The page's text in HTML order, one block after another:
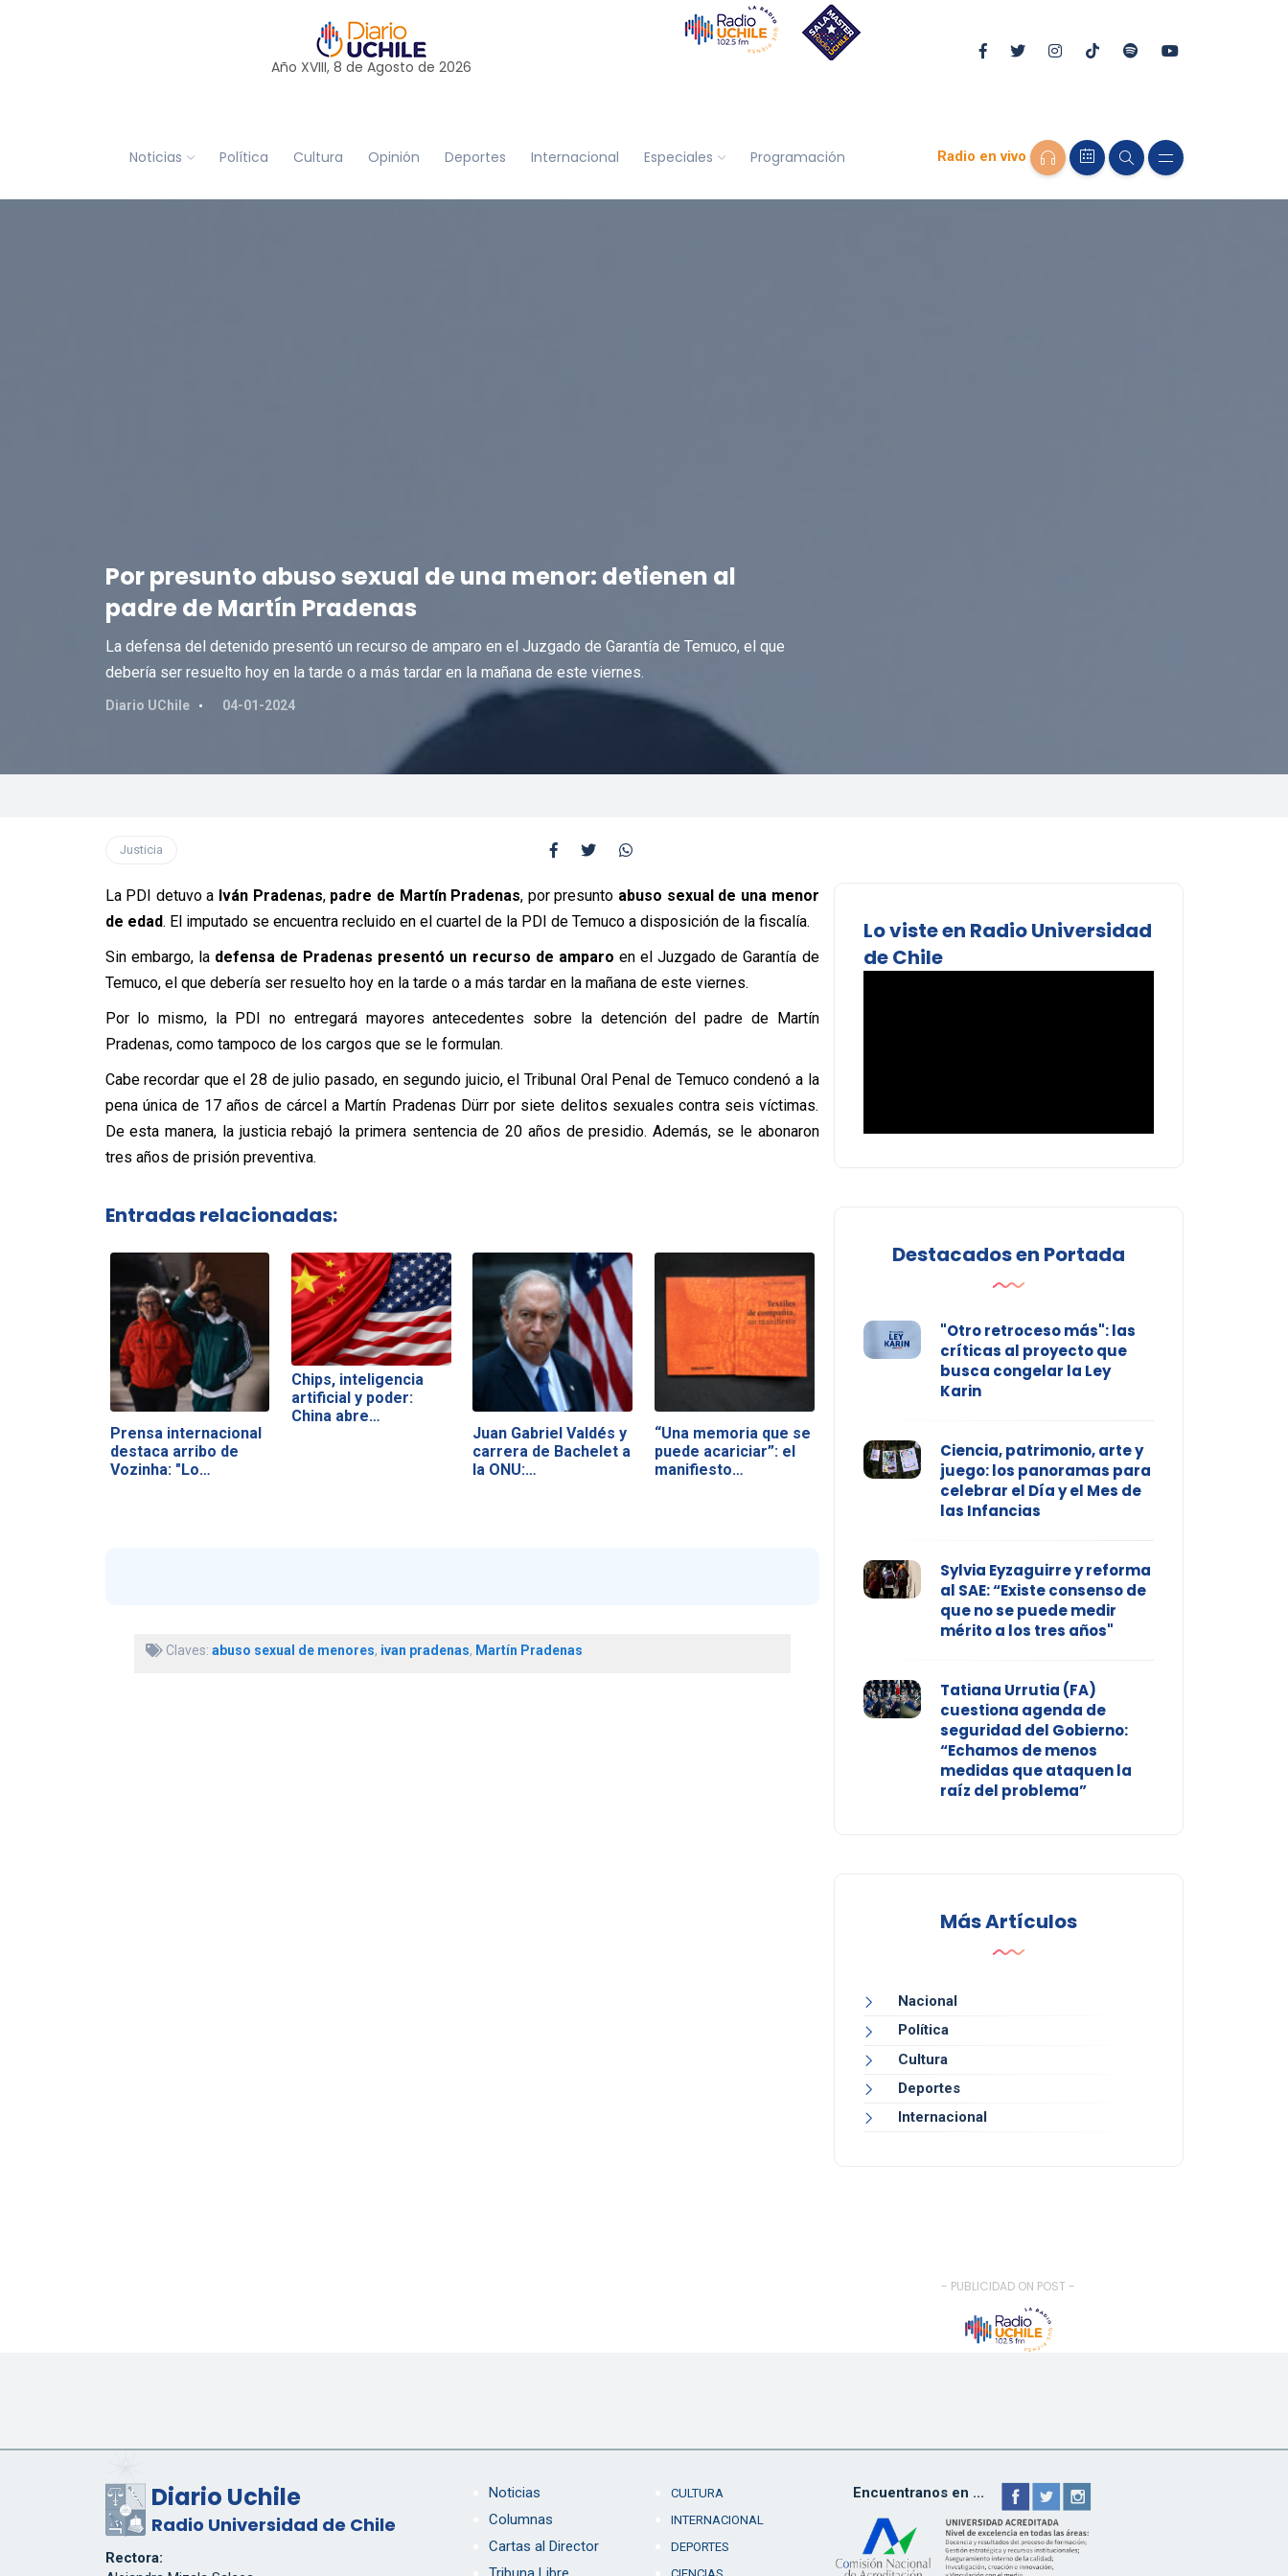
Año XVIII, 8 de Agosto de 2026
Noticias Política Cultura Opinión Deportes Internacional Especiales Programación Radio en vivo
Por presunto abuso sexual de una menor: detienen al
padre de Martín Pradenas
La defensa del detenido presentó un recurso de amparo en el Juzgado de Garantía de Temuco, el que
debería ser resuelto hoy en la tarde o a más tardar en la mañana de este viernes.
Diario UChile 04-01-2024
Justicia
La PDI detuvo a Iván Pradenas, padre de Martín Pradenas, por presunto abuso sexual de una menor
de edad. El imputado se encuentra recluido en el cuartel de la PDI de Temuco a disposición de la fiscalía.
Sin embargo, la defensa de Pradenas presentó un recurso de amparo en el Juzgado de Garantía de
Temuco, el que debería ser resuelto hoy en la tarde o a más tardar en la mañana de este viernes.
Por lo mismo, la PDI no entregará mayores antecedentes sobre la detención del padre de Martín
Pradenas, como tampoco de los cargos que se le formulan.
Cabe recordar que el 28 de julio pasado, en segundo juicio, el Tribunal Oral Penal de Temuco condenó a la
pena única de 17 años de cárcel a Martín Pradenas Dürr por siete delitos sexuales contra seis víctimas.
De esta manera, la justicia rebajó la primera sentencia de 20 años de presidio. Además, se le abonaron
tres años de prisión preventiva.
Entradas relacionadas:
Prensa internacional
destaca arribo de
Vozinha: "Lo…
Chips, inteligencia
artificial y poder:
China abre…
Juan Gabriel Valdés y
carrera de Bachelet a
la ONU:…
“Una memoria que se
puede acariciar”: el
manifiesto…
Claves: abuso sexual de menores, ivan pradenas, Martín Pradenas
Lo viste en Radio Universidad
de Chile
Destacados en Portada
"Otro retroceso más": las
críticas al proyecto que
busca congelar la Ley
Karin
Ciencia, patrimonio, arte y
juego: los panoramas para
celebrar el Día y el Mes de
las Infancias
Sylvia Eyzaguirre y reforma
al SAE: “Existe consenso de
que no se puede medir
mérito a los tres años"
Tatiana Urrutia (FA)
cuestiona agenda de
seguridad del Gobierno:
“Echamos de menos
medidas que ataquen la
raíz del problema”
Más Artículos
Nacional
Política
Cultura
Deportes
Internacional
- PUBLICIDAD ON POST -
Diario Uchile
Radio Universidad de Chile
Rectora:
Noticias
Columnas
Cartas al Director
CULTURA
INTERNACIONAL
DEPORTES
Encuentranos en ...